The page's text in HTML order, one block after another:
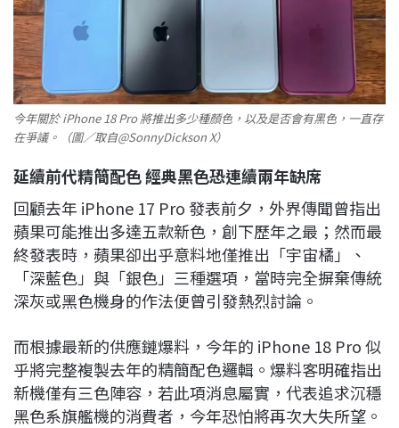
今年關於 iPhone 18 Pro 將推出多少種顏色，以及是否會有黑色，一直存
在爭議。（圖／取自@SonnyDickson X）
延續前代精簡配色 經典黑色恐連續兩年缺席
回顧去年 iPhone 17 Pro 發表前夕，外界傳聞曾指出
蘋果可能推出多達五款新色，創下歷年之最；然而最
終發表時，蘋果卻出乎意料地僅推出「宇宙橘」、
「深藍色」與「銀色」三種選項，當時完全摒棄傳統
深灰或黑色機身的作法便曾引發熱烈討論。
而根據最新的供應鏈爆料，今年的 iPhone 18 Pro 似
乎將完整複製去年的精簡配色邏輯。爆料客明確指出
新機僅有三色陣容，若此項消息屬實，代表追求沉穩
黑色系旗艦機的消費者，今年恐怕將再次大失所望。